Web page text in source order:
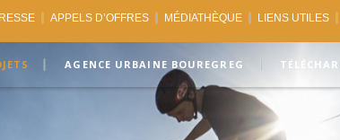
APPELS D’OFFRES MÉDIATHÈQUE LIENS UTILES
AGENCE URBAINE BOUREGREG